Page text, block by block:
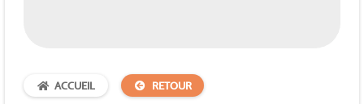
ACCUEIL RETOUR